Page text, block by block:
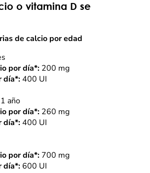
o vitamina D se
de calcio por edad
por día*: 200 mg
día*:400 UI
año
por día*: 260 mg
día*:400 UI
por día*: 700 mg
día*: 600 UI